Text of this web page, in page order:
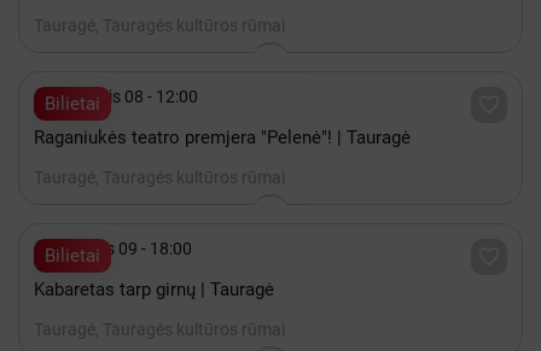
Tauragė, Tauragės kultūros rūmai
Bilietai
 Lapkritis 08 - 12:00
Raganiukės teatro premjera "Pelenė"! | Tauragė
Tauragė, Tauragės kultūros rūmai
Bilietai
 Gruodis 09 - 18:00
Kabaretas tarp girnų | Tauragė
Tauragė, Tauragės kultūros rūmai